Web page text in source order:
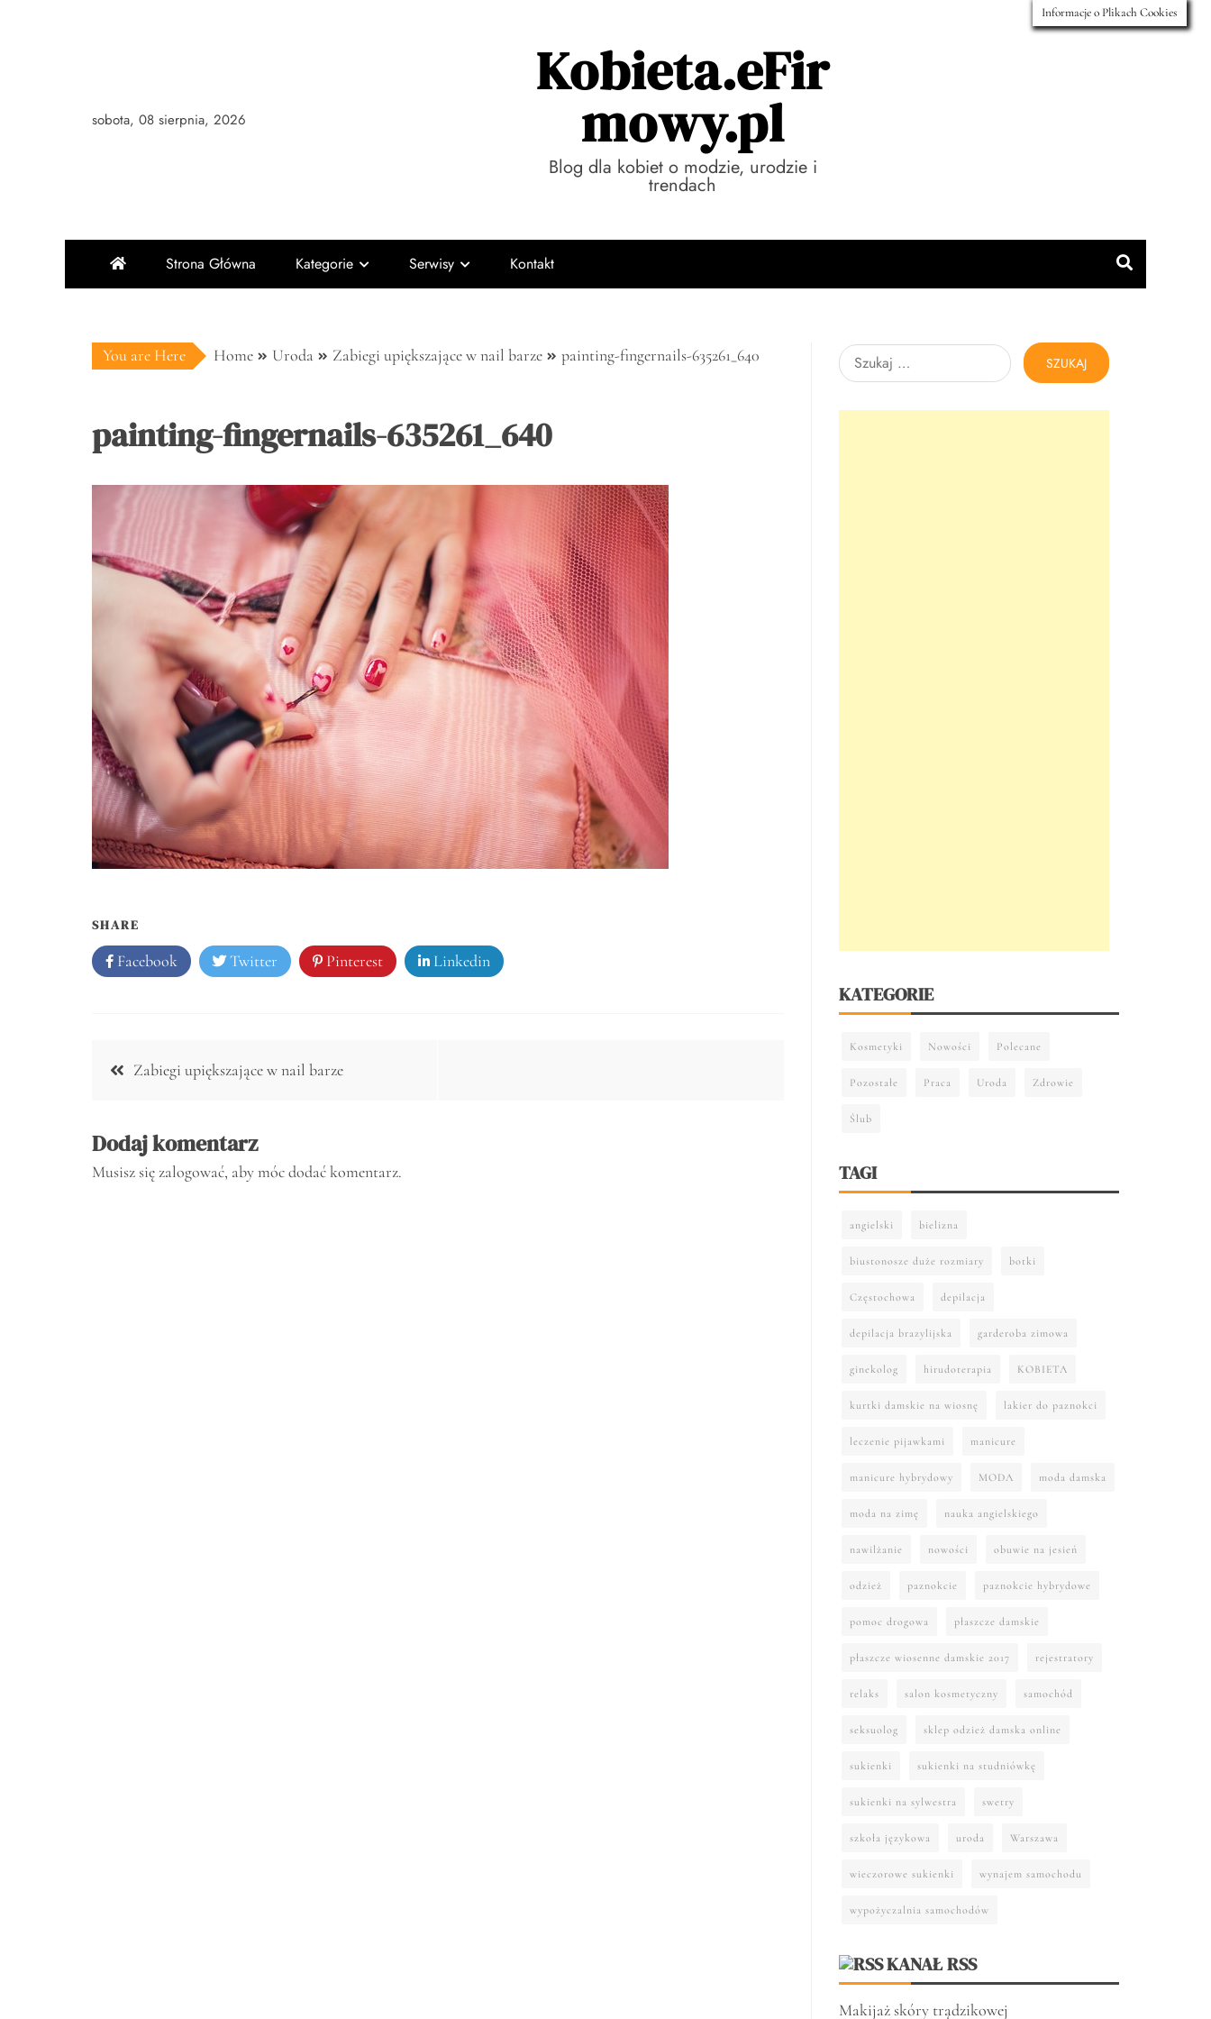
sobota, 08 sierpnia, 2026
Kobieta.eFir
mowy.pl
Blog dla kobiet o modzie, urodzie i
trendach
Strona Główna Kategorie Serwisy Kontakt
You are Here Home Uroda Zabiegi upiększające w nail barze painting-fingernails-635261_640
painting-fingernails-635261_640
SHARE
Facebook Twitter Pinterest Linkedin
Nawigacja
Zabiegi upiększające w nail barze
Dodaj komentarz
Musisz sięzalogować, aby móc dodać komentarz.
Szukaj:
KATEGORIE
Kosmetyki Nowości Polecane
Pozostałe Praca Uroda Zdrowie
Ślub
TAGI
angielski bielizna
biustonosze duże rozmiary botki
Częstochowa depilacja
depilacja brazylijska garderoba zimowa
ginekolog hirudoterapia KOBIETA
kurtki damskie na wiosnę lakier do paznokci
leczenie pijawkami manicure
manicure hybrydowy MODA moda damska
moda na zimę nauka angielskiego
nawilżanie nowości obuwie na jesień
odzież paznokcie paznokcie hybrydowe
pomoc drogowa płaszcze damskie
płaszcze wiosenne damskie 2017 rejestratory
relaks salon kosmetyczny samochód
seksuolog sklep odzież damska online
sukienki sukienki na studniówkę
sukienki na sylwestra swetry
szkoła językowa uroda Warszawa
wieczorowe sukienki wynajem samochodu
wypożyczalnia samochodów
KANAŁ RSS
Makijaż skóry trądzikowej
Informacje o Plikach Cookies